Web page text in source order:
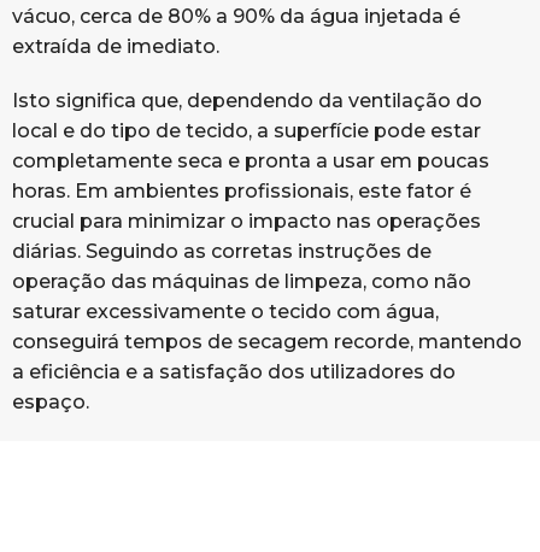
vácuo, cerca de 80% a 90% da água injetada é
extraída de imediato.
Isto significa que, dependendo da ventilação do
local e do tipo de tecido, a superfície pode estar
completamente seca e pronta a usar em poucas
horas. Em ambientes profissionais, este fator é
crucial para minimizar o impacto nas operações
diárias. Seguindo as corretas instruções de
operação das máquinas de limpeza, como não
saturar excessivamente o tecido com água,
conseguirá tempos de secagem recorde, mantendo
a eficiência e a satisfação dos utilizadores do
espaço.